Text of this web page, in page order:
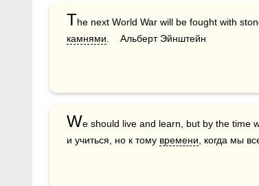
The next World War will be fought with
камнями .    Альберт Эйнштейн
We should live and learn, but by the time
и учиться, но к тому времени , когда мы